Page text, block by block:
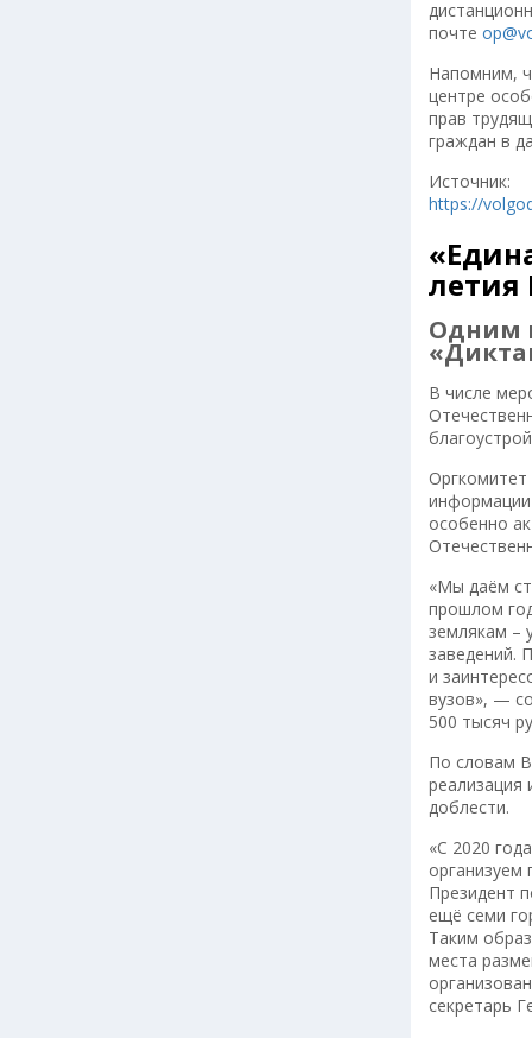
почте
Напомним,
центре
прав
граждан в
Источник:
https://
летия
Одним
В числе
особенно
«Мы даём
прошлом
землякам –
заведений.
и
вузов», —
500 тысяч
По словам
реализация
доблести.
«С 2020
Президент
ещё семи
Таким
места
секретарь